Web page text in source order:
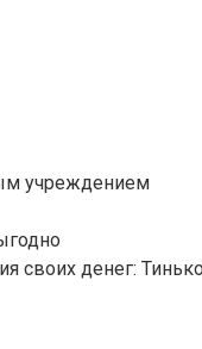
учреждением
своих денег: